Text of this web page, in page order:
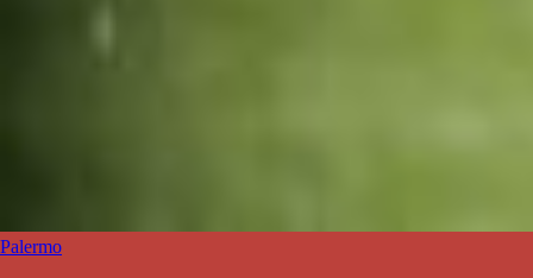
Palermo